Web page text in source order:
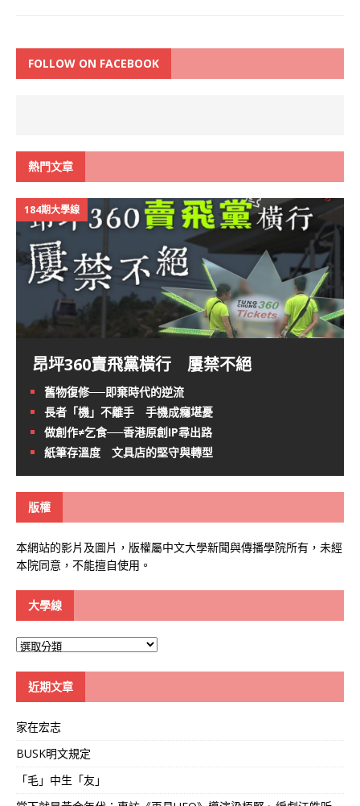
FOLLOW ON FACEBOOK
熱門文章
184期大學線
昂坪360賣飛黨橫行 屢禁不絕
舊物復修──即棄時代的逆流
長者「機」不離手 手機成癮堪憂
做創作≠乞食──香港原創IP尋出路
紙筆存溫度 文具店的堅守與轉型
版權
本網站的影片及圖片，版權屬中文大學新聞與傳播學院所有，未經
本院同意，不能擅自使用。
大學線
大
近期文章
家在宏志
BUSK明文規定
「毛」中生「友」